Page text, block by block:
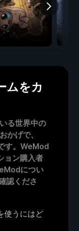
ムをカ
る世界中の
かげで、
す。WeMod
ョン購入者
につい
認くださ
使うにはど